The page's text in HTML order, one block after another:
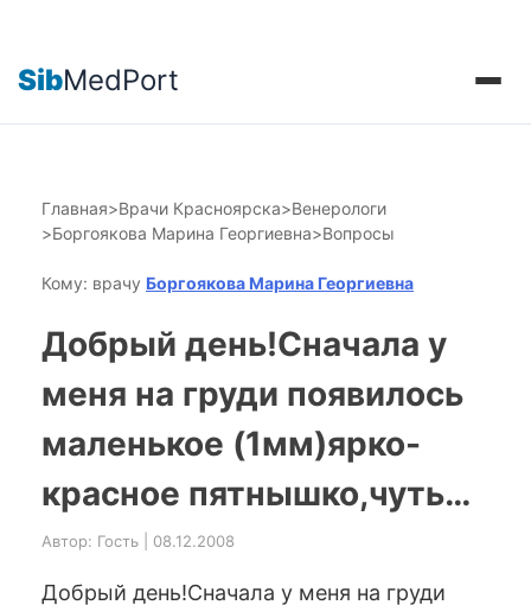
SibMedPort
Главная>Врачи Красноярска>Венерологи
>Боргоякова Марина Георгиевна>Вопросы
Кому: врачу Боргоякова Марина Георгиевна
Добрый день!Сначала у
меня на груди появилось
маленькое (1мм)ярко-
красное пятнышко,чуть…
Автор: Гость | 08.12.2008
Добрый день!Сначала у меня на груди